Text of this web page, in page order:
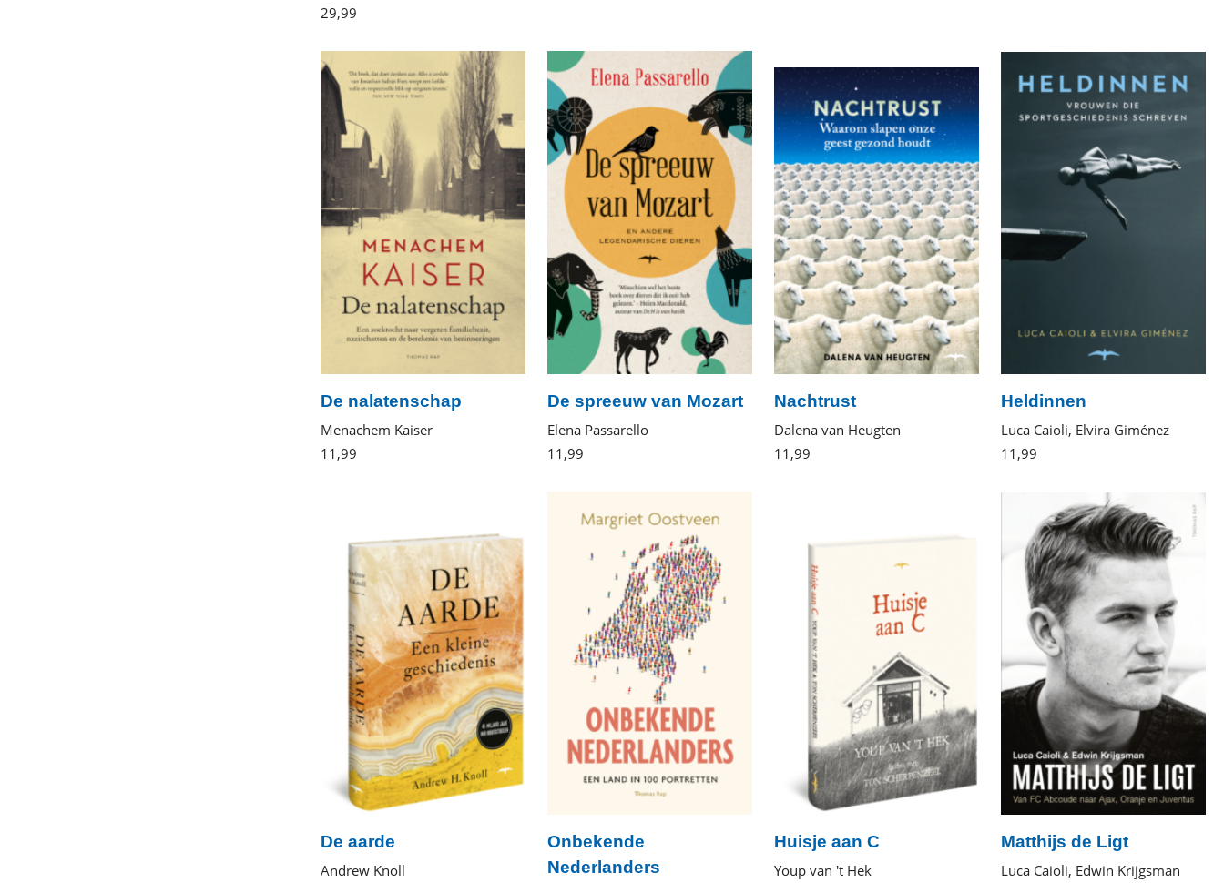
29,99
De nalatenschap
Menachem Kaiser
11 ,99
De spreeuw van Mozart
Elena Passarello
11 ,99
Nachtrust
Dalena van Heugten
11 ,99
Heldinnen
Luca Caioli, Elvira Giménez
11 ,99
De aarde
Andrew Knoll
Onbekende
Nederlanders
Huisje aan C
Youp van 't Hek
Matthijs de Ligt
Luca Caioli, Edwin Krijgsman